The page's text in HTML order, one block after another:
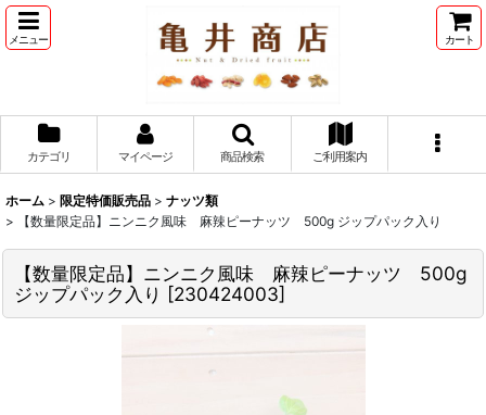
メニュー カート
カテゴリ マイページ 商品検索 ご利用案内
ホーム > 限定特価販売品 > ナッツ類
>
【数量限定品】ニンニク風味 麻辣ピーナッツ 500g ジップパック入り
【数量限定品】ニンニク風味 麻辣ピーナッツ 500g
ジップパック入り [230424003]